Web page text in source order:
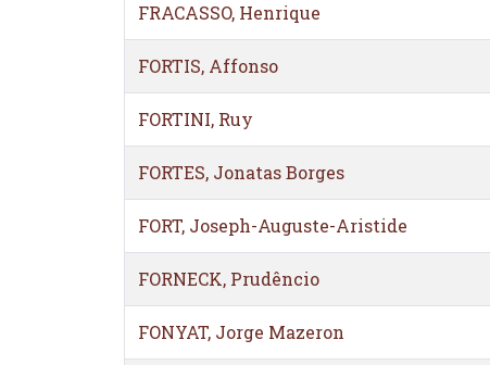
FRACASSO, Henrique
FORTIS, Affonso
FORTINI, Ruy
FORTES, Jonatas Borges
FORT, Joseph-Auguste-Aristide
FORNECK, Prudêncio
FONYAT, Jorge Mazeron